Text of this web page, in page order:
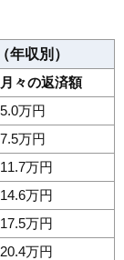
収別）
月々の返済額
5.0万円
7.5万円
11.7万円
14.6万円
17.5万円
20.4万円